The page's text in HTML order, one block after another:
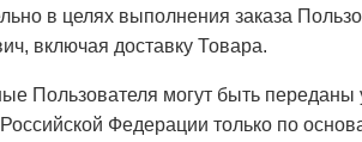
в целях выполнения заказа
включая доставку Товара.
Пользователя могут быть
Российской Федерации только по